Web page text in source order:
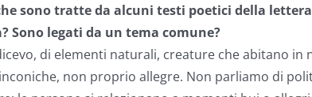
sono tratte da alcuni testi poetici della
Sono legati da un tema comune?
di elementi naturali, creature che abitano in
non proprio allegre. Non parliamo di